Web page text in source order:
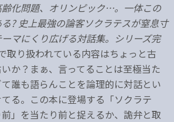
化問題、オリンピック…。一体この
? 史上最強の論客ソクラテスが窒息寸
マにくり広げる対話集。シリーズ完
取り扱われている内容はちょっと古
か？まぁ、言ってることは至極当た
誰も語らんことを論理的に対話とい
る。この本に登場する「ソクラテ
」を当たり前と捉えるか、詭弁と取